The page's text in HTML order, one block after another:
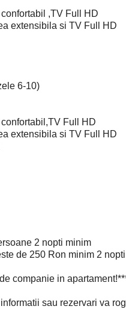
,TV Full HD
extensibila si TV Full HD
6-10)
Full HD
extensibila si TV Full HD
2 nopti minim
de 250 Ron minim 2
companie in
sau rezervari va